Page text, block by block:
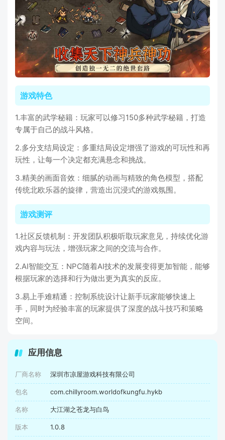
游戏特色
1.丰富的武学秘籍：玩家可以修习150多种武学秘籍，打造
专属于自己的战斗风格。
2.多分支结局设定：多重结局设定增强了游戏的可玩性和再
玩性，让每一个决定都充满悬念和挑战。
3.精美的画面音效：细腻的动画与精致的角色模型，搭配
传统北欧乐器的旋律，营造出沉浸式的游戏氛围。
游戏测评
1.社区反馈机制：开发团队积极听取玩家意见，持续优化游
戏内容与玩法，增强玩家之间的交流与合作。
2.AI智能交互：NPC随着AI技术的发展变得更加智能，能够
根据玩家的选择和行为做出更为真实的反应。
3.易上手难精通：控制系统设计让新手玩家能够快速上
手，同时为经验丰富的玩家提供了深度的战斗技巧和策略
空间。
应用信息
厂商名称 深圳市凉屋游戏科技有限公司
包名 com.chillyroom.worldofkungfu.hykb
名称 大江湖之苍龙与白鸟
版本 1.0.8